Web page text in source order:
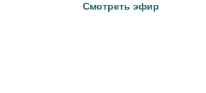
Смотреть эфир